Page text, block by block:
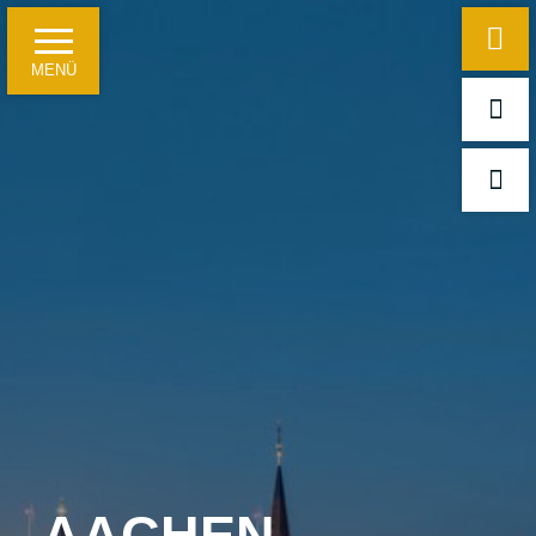
MENÜ
Tagungen, Seminare und Feierlichkeiten